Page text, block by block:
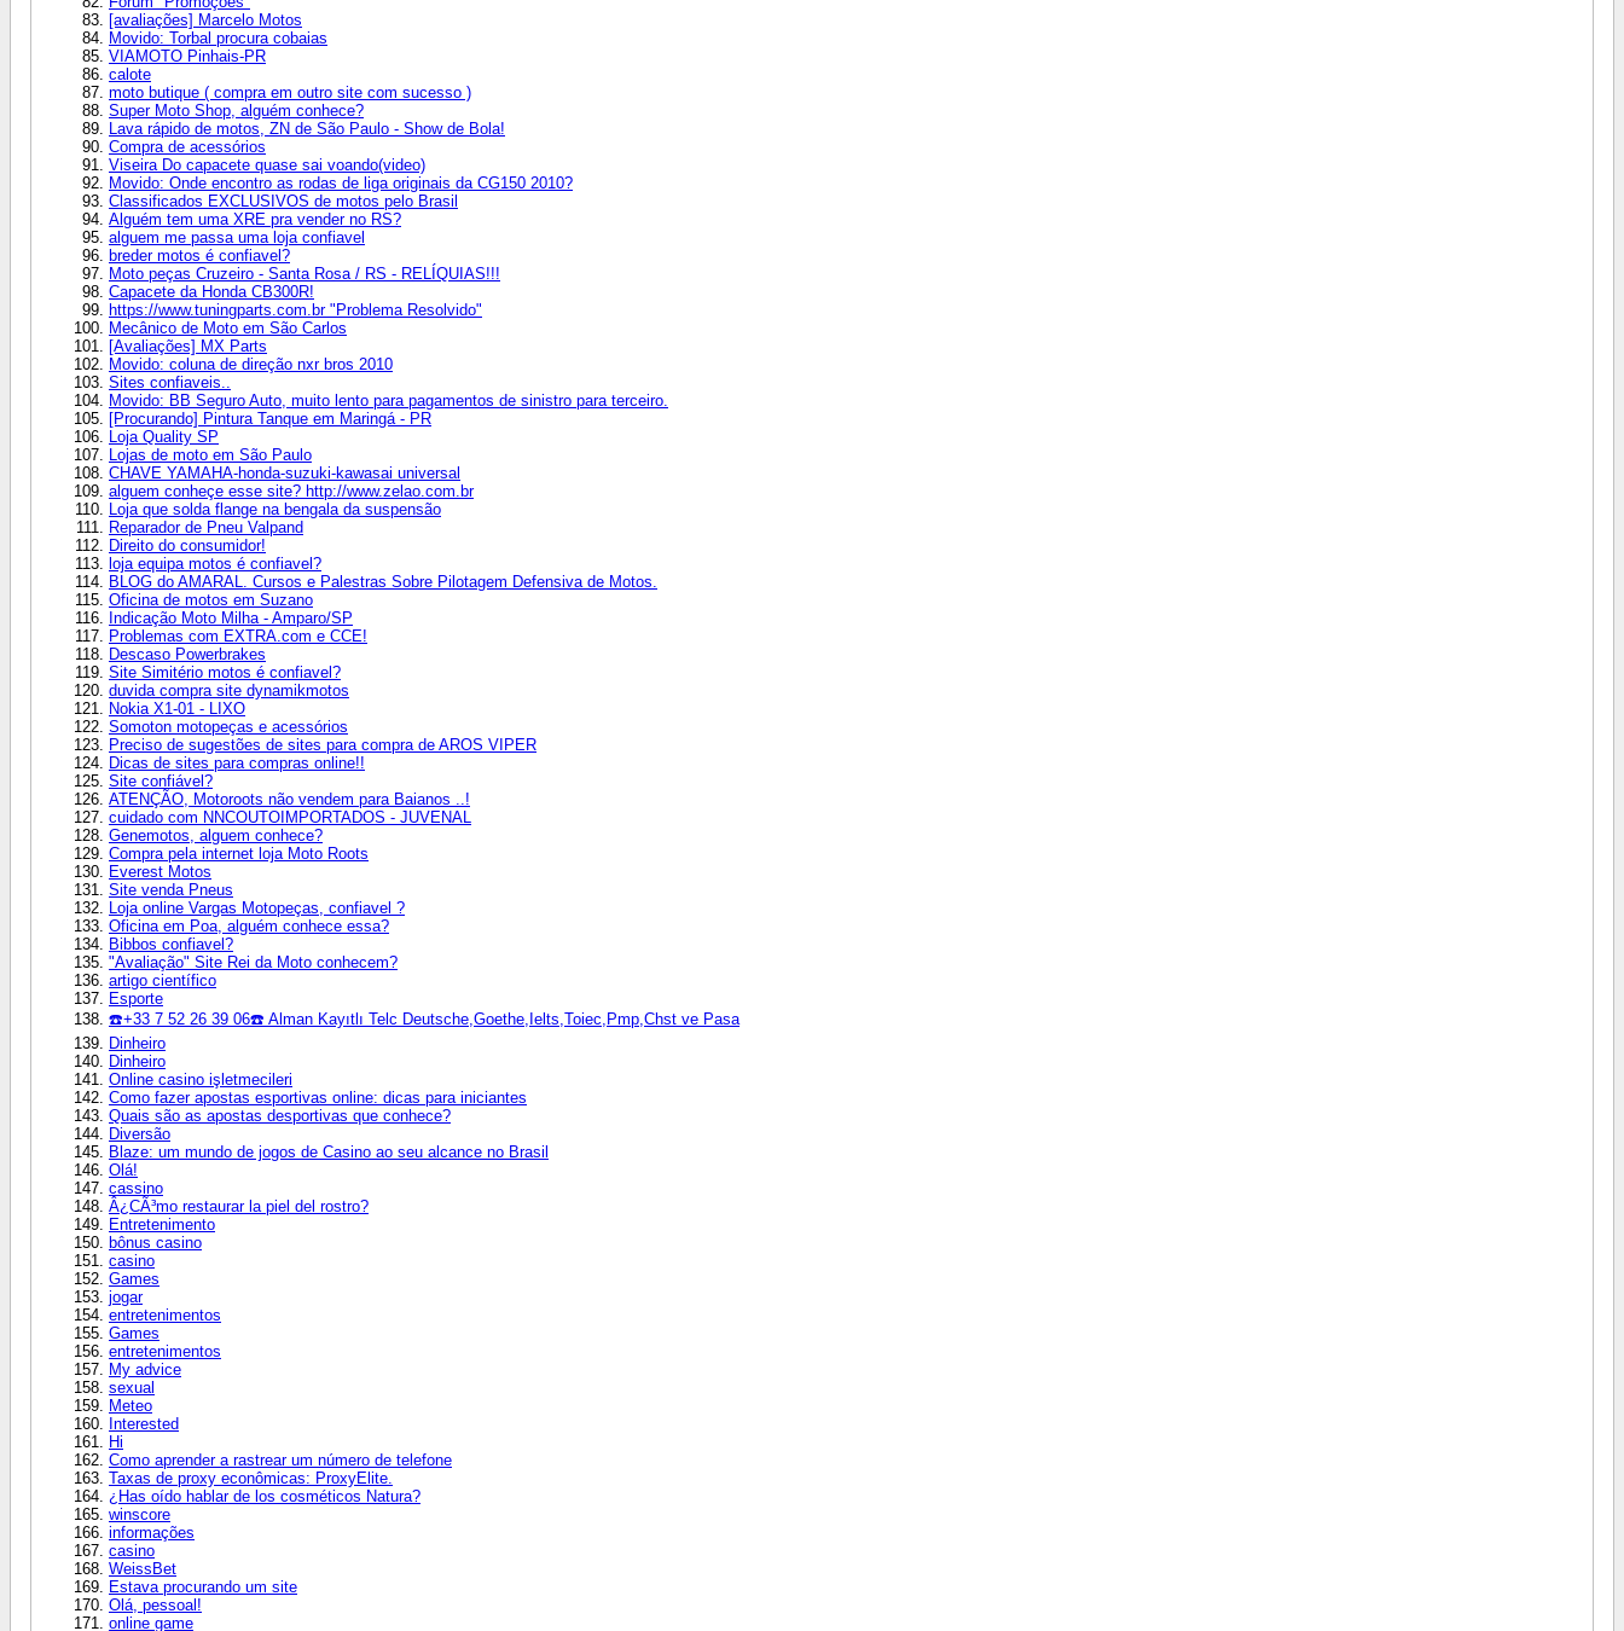
[avaliações] Marcelo Motos
Movido: Torbal procura cobaias
VIAMOTO Pinhais-PR
calote
moto butique ( compra em outro site com sucesso )
Super Moto Shop, alguém conhece?
Lava rápido de motos, ZN de São Paulo - Show de Bola!
Compra de acessórios
Viseira Do capacete quase sai voando(video)
Movido: Onde encontro as rodas de liga originais da CG150 2010?
Classificados EXCLUSIVOS de motos pelo Brasil
Alguém tem uma XRE pra vender no RS?
alguem me passa uma loja confiavel
breder motos é confiavel?
Moto peças Cruzeiro - Santa Rosa / RS - RELÍQUIAS!!!
Capacete da Honda CB300R!
https://www.tuningparts.com.br "Problema Resolvido"
Mecânico de Moto em São Carlos
[Avaliações] MX Parts
Movido: coluna de direção nxr bros 2010
Sites confiaveis..
Movido: BB Seguro Auto, muito lento para pagamentos de sinistro para terceiro.
[Procurando] Pintura Tanque em Maringá - PR
Loja Quality SP
Lojas de moto em São Paulo
CHAVE YAMAHA-honda-suzuki-kawasai universal
alguem conheçe esse site? http://www.zelao.com.br
Loja que solda flange na bengala da suspensão
Reparador de Pneu Valpand
Direito do consumidor!
loja equipa motos é confiavel?
BLOG do AMARAL. Cursos e Palestras Sobre Pilotagem Defensiva de Motos.
Oficina de motos em Suzano
Indicação Moto Milha - Amparo/SP
Problemas com EXTRA.com e CCE!
Descaso Powerbrakes
Site Simitério motos é confiavel?
duvida compra site dynamikmotos
Nokia X1-01 - LIXO
Somoton motopeças e acessórios
Preciso de sugestões de sites para compra de AROS VIPER
Dicas de sites para compras online!!
Site confiável?
ATENÇÃO, Motoroots não vendem para Baianos ..!
cuidado com NNCOUTOIMPORTADOS - JUVENAL
Genemotos, alguem conhece?
Compra pela internet loja Moto Roots
Everest Motos
Site venda Pneus
Loja online Vargas Motopeças, confiavel ?
Oficina em Poa, alguém conhece essa?
Bibbos confiavel?
"Avaliação" Site Rei da Moto conhecem?
artigo científico
Esporte
☎️+33 7 52 26 39 06☎️ Alman Kayıtlı Telc Deutsche,Goethe,Ielts,Toiec,Pmp,Chst ve Pasa
Dinheiro
Dinheiro
Online casino işletmecileri
Como fazer apostas esportivas online: dicas para iniciantes
Quais são as apostas desportivas que conhece?
Diversão
Blaze: um mundo de jogos de Casino ao seu alcance no Brasil
Olá!
cassino
Â¿CÃ³mo restaurar la piel del rostro?
Entretenimento
bônus casino
casino
Games
jogar
entretenimentos
Games
entretenimentos
My advice
sexual
Meteo
Interested
Hi
Como aprender a rastrear um número de telefone
Taxas de proxy econômicas: ProxyElite.
¿Has oído hablar de los cosméticos Natura?
winscore
informações
casino
WeissBet
Estava procurando um site
Olá, pessoal!
online game